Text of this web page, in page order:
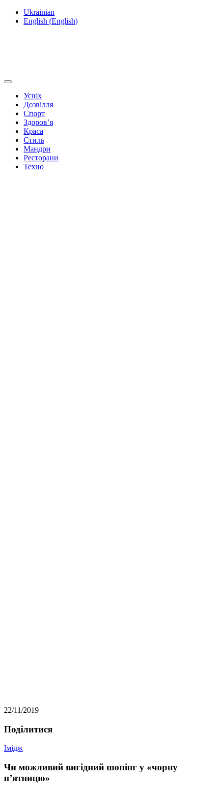
Ukrainian
English (English)
Успіх
Дозвілля
Спорт
Здоров’я
Краса
Стиль
Мандри
Ресторани
Техно
22/11/2019
Подiлитися
Імідж
Чи можливий вигідний шопінг у «чорну
п’ятницю»